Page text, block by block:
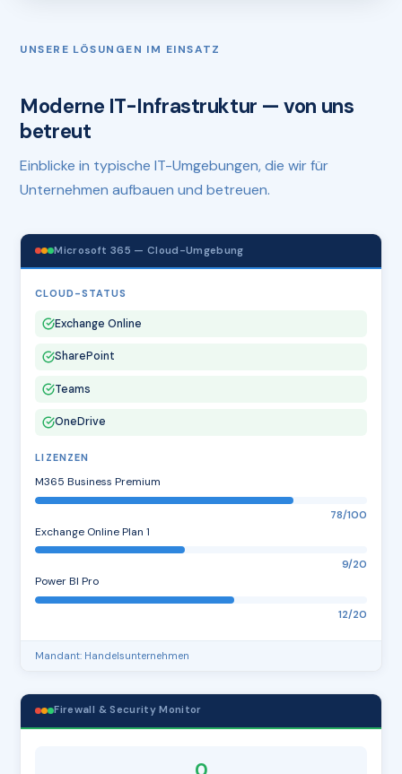
UNSERE LÖSUNGEN IM EINSATZ
Moderne IT-Infrastruktur — von uns
betreut
Einblicke in typische IT-Umgebungen, die wir für
Unternehmen aufbauen und betreuen.
Microsoft 365 — Cloud-Umgebung
CLOUD-STATUS
Exchange Online
SharePoint
Teams
OneDrive
LIZENZEN
M365 Business Premium
78/100
Exchange Online Plan 1
9/20
Power BI Pro
12/20
Mandant: Handelsunternehmen
Firewall & Security Monitor